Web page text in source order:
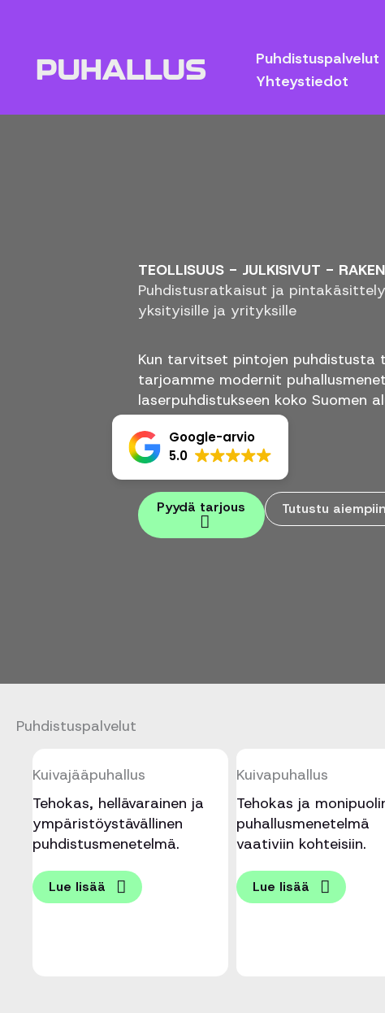
Puhdistuspalvelut
Yhteystiedot
TEOLLISUUS - JULKISIVUT -
Puhdistus­ratkaisut ja
yksityisille ja yrityksille
Kun tarvitset pintojen puhdistusta
tarjoamme modernit
laserpuhdistukseen koko Suomen
Google-arvio
5.0
Pyydä tarjous Tutustu
Puhdistuspalvelut
Kuivajääpuhallus
Tehokas, hellävarainen ja
ympäristöystävällinen
puhdistusmenetelmä.
Lue lisää
Kuivapuhallus
Tehokas ja
puhallusmenetelmä
vaativiin kohteisiin.
Lue lisää